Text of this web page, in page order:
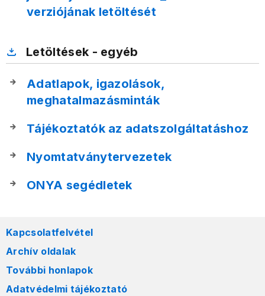
verziójának letöltését
Letöltések - egyéb
Adatlapok, igazolások,
meghatalmazásminták
Tájékoztatók az adatszolgáltatáshoz
Nyomtatványtervezetek
ONYA segédletek
Kapcsolatfelvétel
Archív oldalak
További honlapok
Adatvédelmi tájékoztató